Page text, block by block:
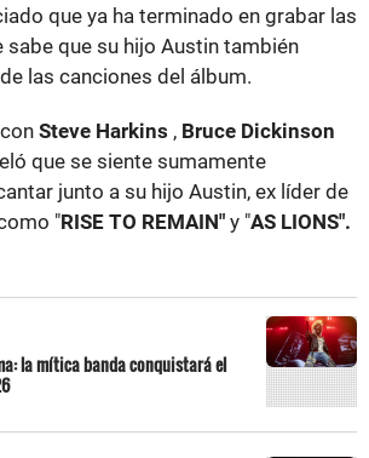
que ya ha terminado en grabar las
sabe que su hijo Austin también
las canciones del álbum.
Steve Harkins , Bruce Dickinson
que se siente sumamente
junto a su hijo Austin, ex líder de
"RISE TO REMAIN" y "AS LIONS".
la mítica banda conquistará el